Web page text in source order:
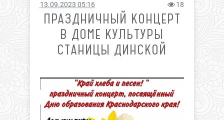
13.09.2023 05:16 18
ПРАЗДНИЧНЫЙ КОНЦЕРТ
В ДОМЕ КУЛЬТУРЫ
СТАНИЦЫ ДИНСКОЙ